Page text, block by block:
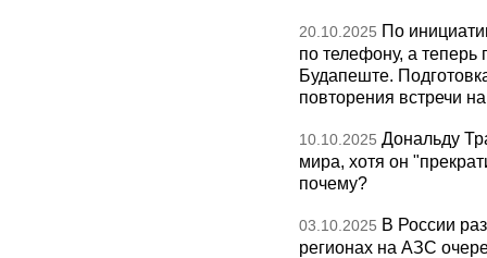
20.10.2025 По
по телефону, а теперь
Будапеште.
повторения встречи
10.10.2025 Дональду
мира, хотя он
почему?
03.10.2025 В России
регионах на АЗС